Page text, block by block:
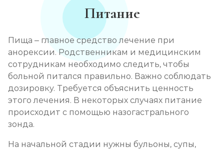
Питание
Пища – главное средство лечение при
анорексии. Родственникам и медицинским
сотрудникам необходимо следить, чтобы
больной питался правильно. Важно соблюдать
дозировку. Требуется объяснить ценность
этого лечения. В некоторых случаях питание
происходит с помощью назогастрального
зонда.
На начальной стадии нужны бульоны, супы,